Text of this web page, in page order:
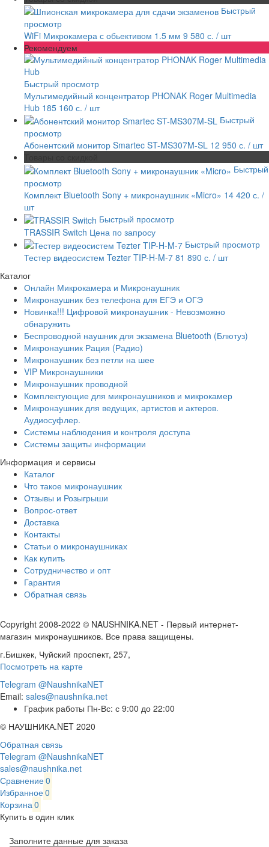
Быстрый
просмотр
WiFi Микрокамера с обьективом 1.5 мм 9 580 с. / шт
Рекомендуем
Быстрый просмотр
Мультимедийный концентратор PHONAK Roger Multimedia
Hub 185 160 с. / шт
Быстрый
просмотр
Абонентский монитор Smartec ST-MS307M-SL 12 950 с. / шт
Быстрый
просмотр
Комплект Bluetooth Sony + микронаушник «Micro» 14 420 с. /
шт
Быстрый просмотр
TRASSIR Switch Цена по запросу
Быстрый просмотр
Тестер видеосистем Tezter TIP-H-M-7 81 890 с. / шт
Каталог
Онлайн Микрокамера и Микронаушник
Микронаушник без телефона для ЕГЭ и ОГЭ
Новинка!!! Цифровой микронаушник - Невозможно
обнаружить
Беспроводной наушник для экзамена Bluetooth (Блютуз)
Микронаушник Рация (Радио)
Микронаушник без петли на шее
VIP Микронаушники
Микронаушник проводной
Комплектующие для микронаушников и микрокамер
Микронаушник для ведущих, артистов и актеров.
Аудиосуфлер.
Системы наблюдения и контроля доступа
Системы защиты информации
Информация и сервисы
Каталог
Что такое микронаушник
Отзывы и Розыгрыши
Вопрос-ответ
Доставка
Контакты
Статьи о микронаушниках
Как купить
Сотрудничество и опт
Гарантия
Обратная связь
Copyright 2008-2022 © NAUSHNIKA.NET - Первый интернет-
магазин микронаушников. Все права защищены.
г.Бишкек, Чуйский проспект, 257,
Посмотреть на карте
Telegram @NaushnikaNET
Email: sales@naushnika.net
График работы Пн-Вс: с 9:00 до 22:00
© НАУШНИКА.NET 2020
Обратная связь
Telegram @NaushnikaNET
sales@naushnika.net
Сравнение0
Избранное0
Корзина0
Купить в один клик
Заполните данные для заказа